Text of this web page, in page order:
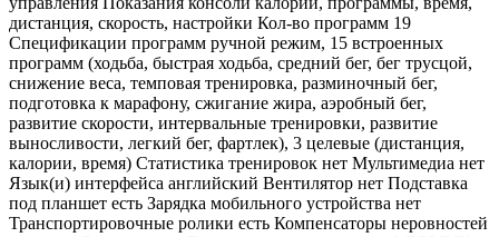
дистанция, скорость, настройки Кол-во программ 19
Спецификации программ ручной режим, 15 встроенных
программ (ходьба, быстрая ходьба, средний бег, бег трусцой,
снижение веса, темповая тренировка, разминочный бег,
подготовка к марафону, сжигание жира, аэробный бег,
развитие скорости, интервальные тренировки, развитие
выносливости, легкий бег, фартлек), 3 целевые (дистанция,
калории, время) Статистика тренировок нет Мультимедиа нет
Язык(и) интерфейса английский Вентилятор нет Подставка
под планшет есть Зарядка мобильного устройства нет
Транспортировочные ролики есть Компенсаторы неровностей